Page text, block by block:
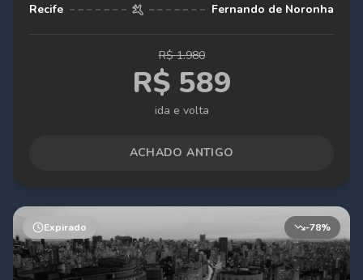
Recife Fernando de Noronha
R$1.980
R$ 589
ida e volta
ACHADO ANTIGO
Expirado -78%